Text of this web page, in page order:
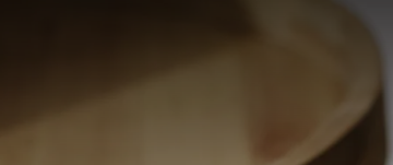
L'annulation gratuite est
Un tarif réduit est